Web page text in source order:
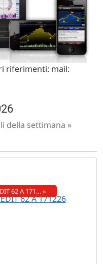
riferimenti: mail:
della settimana »
62 A 171… »